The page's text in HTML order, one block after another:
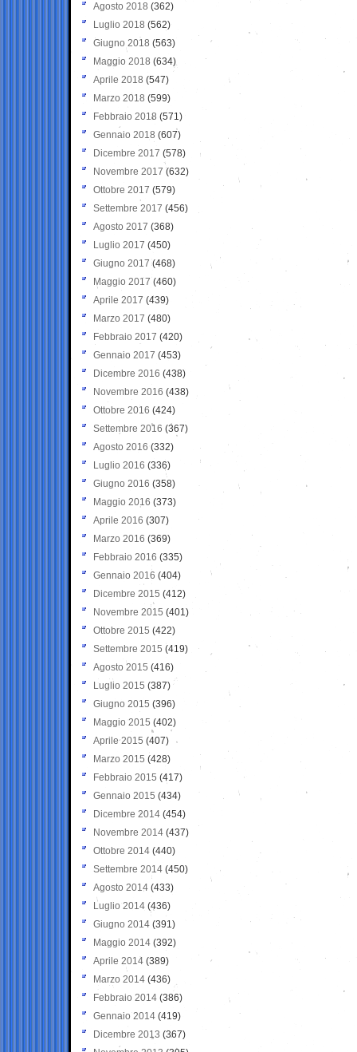
Agosto 2018 (362)
Luglio 2018 (562)
Giugno 2018 (563)
Maggio 2018 (634)
Aprile 2018 (547)
Marzo 2018 (599)
Febbraio 2018 (571)
Gennaio 2018 (607)
Dicembre 2017 (578)
Novembre 2017 (632)
Ottobre 2017 (579)
Settembre 2017 (456)
Agosto 2017 (368)
Luglio 2017 (450)
Giugno 2017 (468)
Maggio 2017 (460)
Aprile 2017 (439)
Marzo 2017 (480)
Febbraio 2017 (420)
Gennaio 2017 (453)
Dicembre 2016 (438)
Novembre 2016 (438)
Ottobre 2016 (424)
Settembre 2016 (367)
Agosto 2016 (332)
Luglio 2016 (336)
Giugno 2016 (358)
Maggio 2016 (373)
Aprile 2016 (307)
Marzo 2016 (369)
Febbraio 2016 (335)
Gennaio 2016 (404)
Dicembre 2015 (412)
Novembre 2015 (401)
Ottobre 2015 (422)
Settembre 2015 (419)
Agosto 2015 (416)
Luglio 2015 (387)
Giugno 2015 (396)
Maggio 2015 (402)
Aprile 2015 (407)
Marzo 2015 (428)
Febbraio 2015 (417)
Gennaio 2015 (434)
Dicembre 2014 (454)
Novembre 2014 (437)
Ottobre 2014 (440)
Settembre 2014 (450)
Agosto 2014 (433)
Luglio 2014 (436)
Giugno 2014 (391)
Maggio 2014 (392)
Aprile 2014 (389)
Marzo 2014 (436)
Febbraio 2014 (386)
Gennaio 2014 (419)
Dicembre 2013 (367)